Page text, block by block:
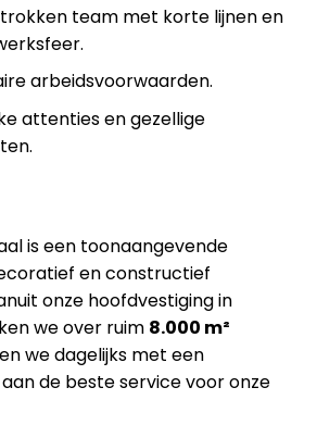
team met korte lijnen en
arbeidsvoorwaarden.
attenties en gezellige
is een toonaangevende
en constructief
onze hoofdvestiging in
we over ruim 8.000 m²
we dagelijks met een
de beste service voor onze